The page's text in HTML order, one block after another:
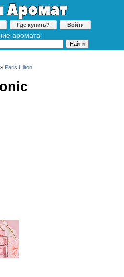
Где купить? Войти
аромата:
» Paris Hilton